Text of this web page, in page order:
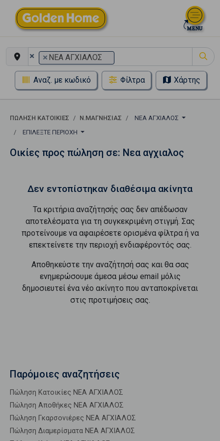
× × ΝΕΑ ΑΓΧΙΑΛΟΣ
Αναζ. με κωδικό Φίλτρα Χάρτης
ΠΏΛΗΣΗ ΚΑΤΟΙΚΊΕΣ Ν.ΜΑΓΝΗΣΙΑΣ
ΝΕΑ ΑΓΧΙΑΛΟΣ
ΕΠΙΛΈΞΤΕ ΠΕΡΙΟΧΉ
Οικίες προς πώληση σε: Νεα αγχιαλος
Δεν εντοπίστηκαν διαθέσιμα ακίνητα
Τα κριτήρια αναζήτησής σας δεν απέδωσαν
αποτελέσματα για τη συγκεκριμένη στιγμή. Σας
προτείνουμε να αφαιρέσετε ορισμένα φίλτρα ή να
επεκτείνετε την περιοχή ενδιαφέροντός σας.
Αποθηκεύστε την αναζήτησή σας και θα σας
ενημερώσουμε άμεσα μέσω email μόλις
δημοσιευτεί ένα νέο ακίνητο που ανταποκρίνεται
στις προτιμήσεις σας.
Παρόμοιες αναζητήσεις
Πώληση Κατοικίες ΝΕΑ ΑΓΧΙΑΛΟΣ
Πώληση Αποθήκες ΝΕΑ ΑΓΧΙΑΛΟΣ
Πώληση Γκαρσονιέρες ΝΕΑ ΑΓΧΙΑΛΟΣ
Πώληση Διαμερίσματα ΝΕΑ ΑΓΧΙΑΛΟΣ